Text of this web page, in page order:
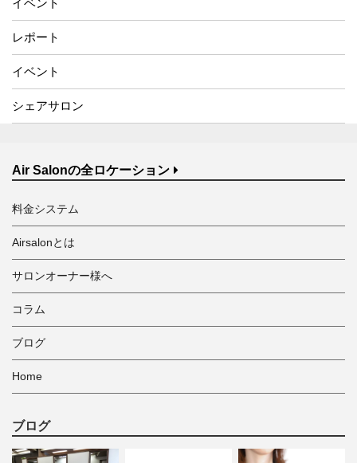
イベント
レポート
イベント
シェアサロン
Air Salonの全ロケーション
料金システム
Airsalonとは
サロンオーナー様へ
コラム
ブログ
Home
ブログ